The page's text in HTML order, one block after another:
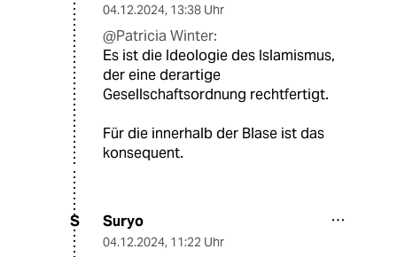
04.12.2024, 13:38 Uhr
@Patricia Winter:
Es ist die Ideologie des Islamismus,
der eine derartige
Gesellschaftsordnung rechtfertigt.
Für die innerhalb der Blase ist das
konsequent.
S Suryo
04.12.2024, 11:22 Uhr